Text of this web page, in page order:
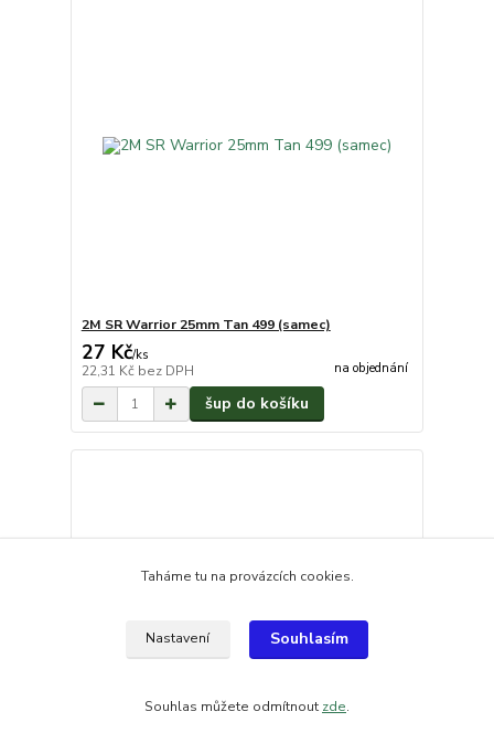
2M SR Warrior 25mm Tan 499 (samec)
27 Kč/ks
22,31 Kč bez DPH na objednání
šup do košíku
Taháme tu na provázcích cookies.
Nastavení Souhlasím
Souhlas můžete odmítnout zde.